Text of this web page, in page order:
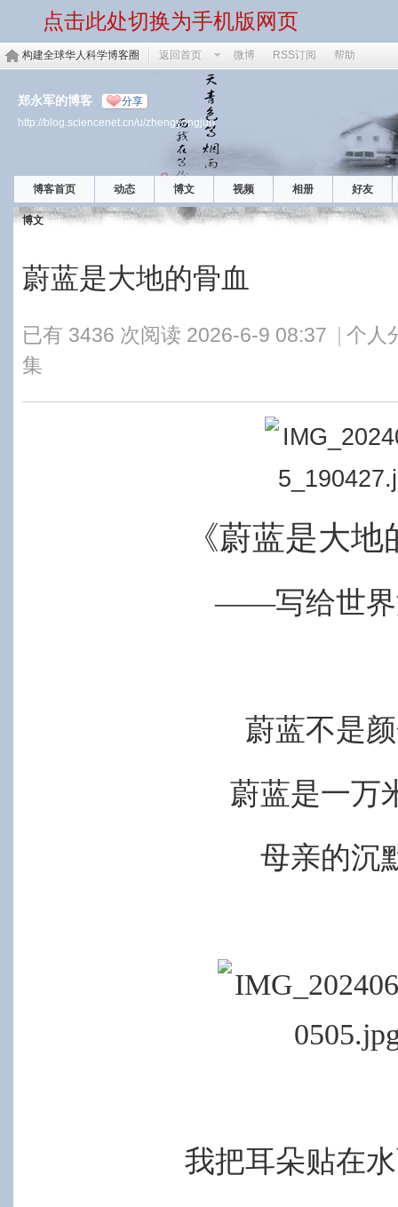
点击此处切换为手机版网页
构建全球华人科学博客圈 返回首页 微博 RSS订阅 帮助
郑永军的博客 分享
http://blog.sciencenet.cn/u/zhengyongjun
博客首页 动态 博文 视频 相册 好友
博文
蔚蓝是大地的骨血
已有 3436 次阅读 2026-6-9 08:37
个人
集
《蔚蓝是大
——写给世界
蔚蓝不是
蔚蓝是一万
母亲的沉
我把耳朵贴在